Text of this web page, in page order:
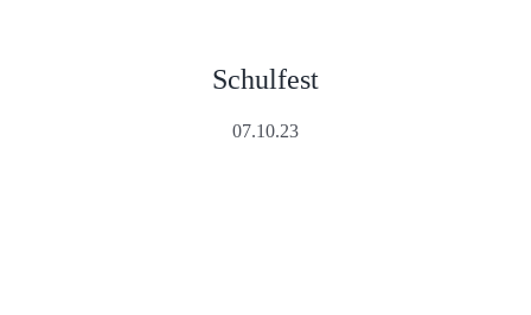
Schulfest
07.10.23